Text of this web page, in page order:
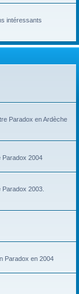
intéressants
Paradox en Ardèche
Paradox 2004
2003.
Paradox en 2004